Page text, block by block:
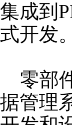
集成到
式开发。
零部
据管理